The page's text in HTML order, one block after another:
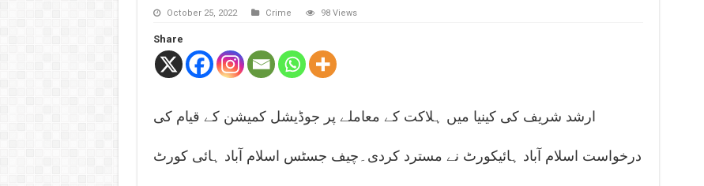
October 25, 2022 Crime 98 Views
Share
ارشد شریف کی کینیا میں ہلاکت کے معاملے پر جوڈیشل کمیشن کے قیام کی
درخواست اسلام آباد ہائیکورٹ نے مسترد کردی۔چیف جسٹس اسلام آباد ہائی کورٹ